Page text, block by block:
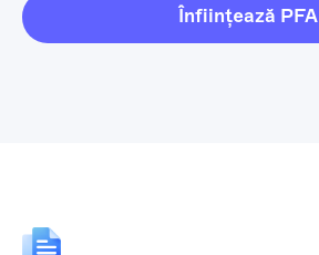
Înființează PFA